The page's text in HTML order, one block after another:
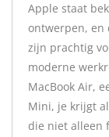
Apple staat
ontwerpen, en
zijn prachtig
moderne
MacBook Air,
Mini, je krijgt
die niet alleen